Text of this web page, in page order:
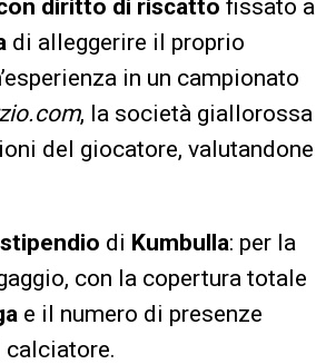
diritto di riscatto fissato a
di alleggerire il proprio
in un campionato
, la società giallorossa
del giocatore, valutandone
stipendio di Kumbulla: per la
con la copertura totale
e il numero di presenze
calciatore.